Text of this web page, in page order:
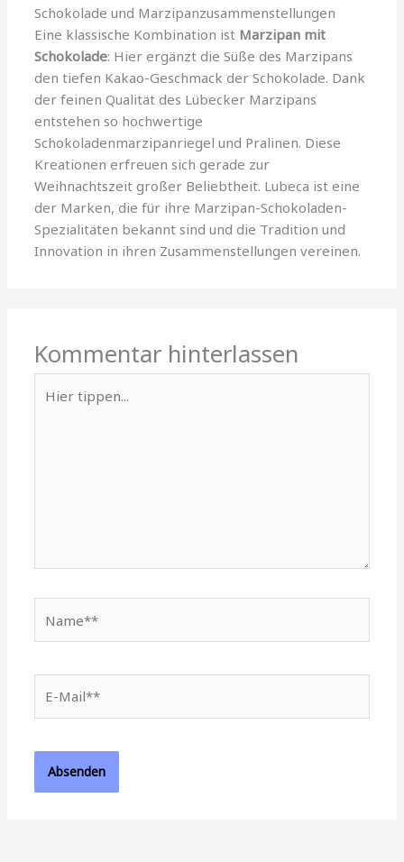
Schokolade und Marzipanzusammenstellungen
Eine klassische Kombination ist Marzipan mit
Schokolade: Hier ergänzt die Süße des Marzipans
den tiefen Kakao-Geschmack der Schokolade. Dank
der feinen Qualität des Lübecker Marzipans
entstehen so hochwertige
Schokoladenmarzipanriegel und Pralinen. Diese
Kreationen erfreuen sich gerade zur
Weihnachtszeit großer Beliebtheit. Lubeca ist eine
der Marken, die für ihre Marzipan-Schokoladen-
Spezialitäten bekannt sind und die Tradition und
Innovation in ihren Zusammenstellungen vereinen.
Kommentar hinterlassen
tippen...
Mail**